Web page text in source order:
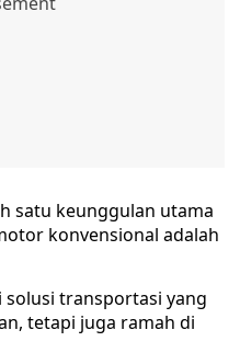
satu keunggulan utama
konvensional adalah
solusi transportasi yang
tetapi juga ramah di